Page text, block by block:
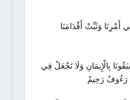
أَمْرِنَا وَثَبِّتْ أَقْدَامَنَا
بِالْإِيمَانِ وَلَا تَجْعَلْ فِي
رَءُوفٌ رَحِيمٌ